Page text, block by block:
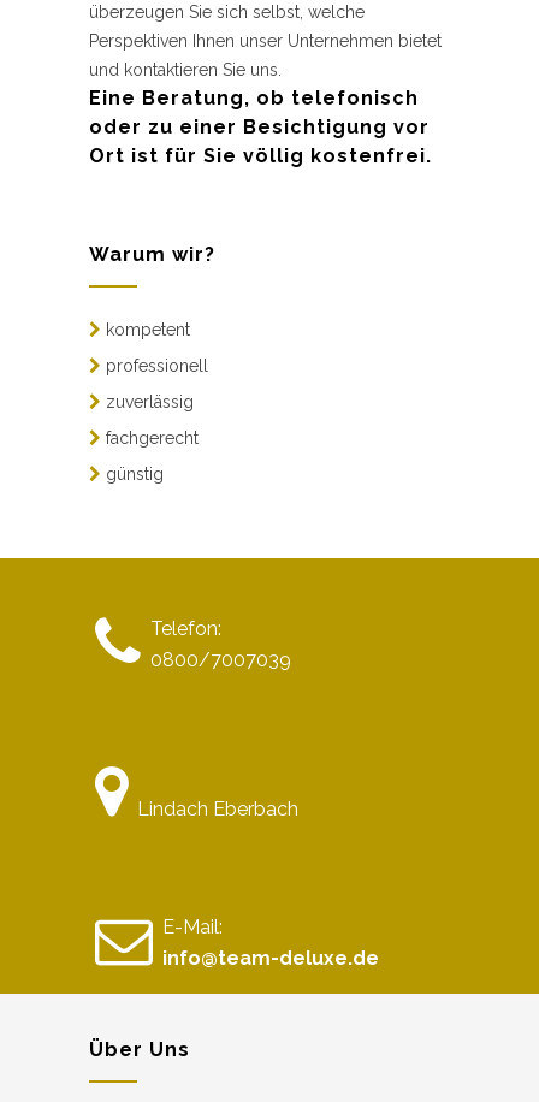
überzeugen Sie sich selbst, welche
Perspektiven Ihnen unser Unternehmen bietet
und kontaktieren Sie uns.
Eine Beratung, ob telefonisch
oder zu einer Besichtigung vor
Ort ist für Sie völlig kostenfrei.
Warum wir?
kompetent
professionell
zuverlässig
fachgerecht
günstig
Telefon:
0800/7007039
Lindach Eberbach
E-Mail:
info@team-deluxe.de
Über Uns